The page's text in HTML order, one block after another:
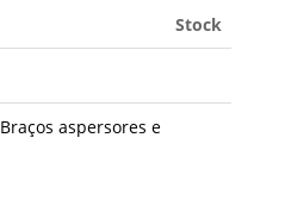
Stock
Braços aspersores e